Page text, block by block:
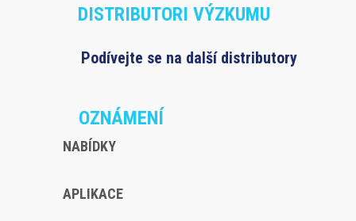
DISTRIBUTORI VÝZKUMU
Podívejte se na další distributory
OZNÁMENÍ
NABÍDKY
APLIKACE